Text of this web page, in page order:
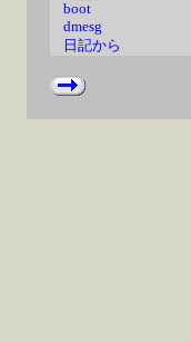
boot
dmesg
日記から